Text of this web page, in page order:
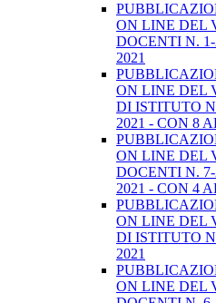
ON LINE DEL
DOCENTI N.
2021
ON LINE DEL
DI ISTITUTO
2021 - CON 8
ON LINE DEL
DOCENTI N.
2021 - CON 4
ON LINE DEL
DI ISTITUTO
2021
ON LINE DEL